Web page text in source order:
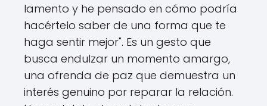
lamento y he pensado en cómo podría
hacértelo saber de una forma que te
haga sentir mejor". Es un gesto que
busca endulzar un momento amargo,
una ofrenda de paz que demuestra un
interés genuino por reparar la relación.